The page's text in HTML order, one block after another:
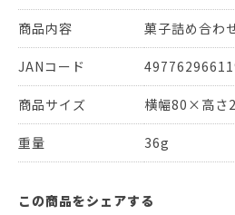
商品内容 菓子詰め合わ
JANコード
商品サイズ 横幅80×高さ
重量 36g
この商品をシェアする